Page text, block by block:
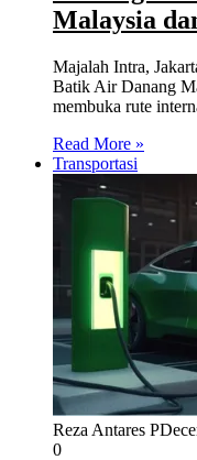
Malaysia
Majalah Intra,
Batik Air Danang
membuka rute
Read More »
Transportasi
Reza Antares P
0